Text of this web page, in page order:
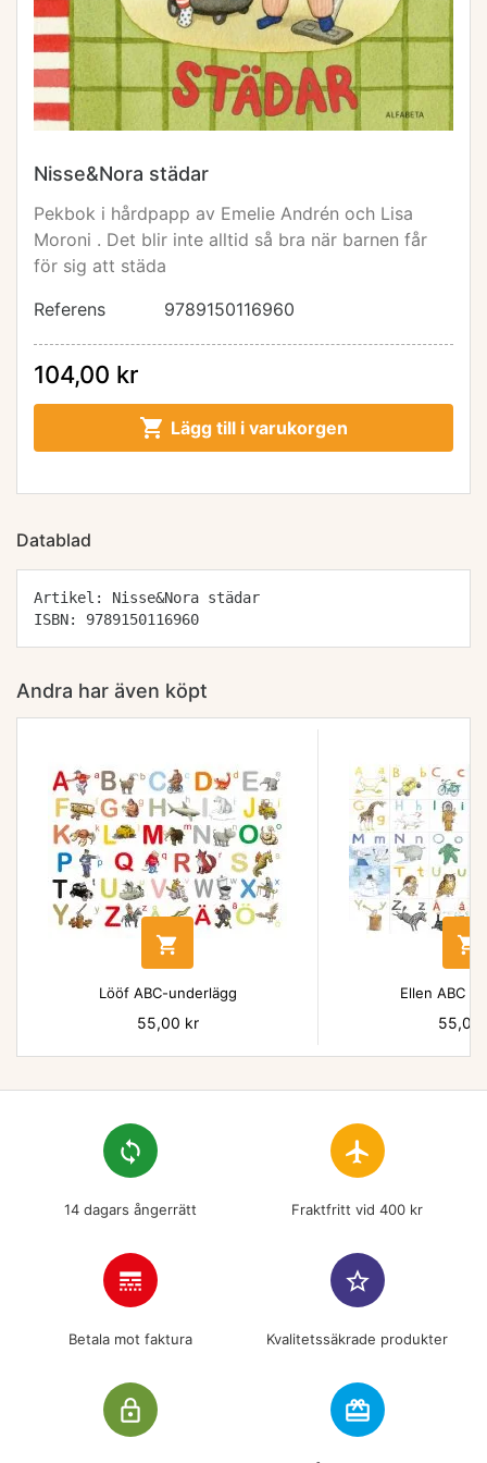
Nisse&Nora städar
Pekbok i hårdpapp av Emelie Andrén och Lisa
Moroni . Det blir inte alltid så bra när barnen får
för sig att städa
Referens
9789150116960
104,00 kr
 Lägg till i varukorgen
Datablad
Artikel: Nisse&Nora städar
ISBN: 9789150116960
Andra har även köpt

Lööf ABC-underlägg
Pris
55,00 kr

Ellen ABC
Pris
55,00
loop
14 dagars ångerrätt
flight
Fraktfritt vid 400 kr
line_style
Betala mot faktura
star_border
Kvalitetssäkrade produkter
lock_outline redeem